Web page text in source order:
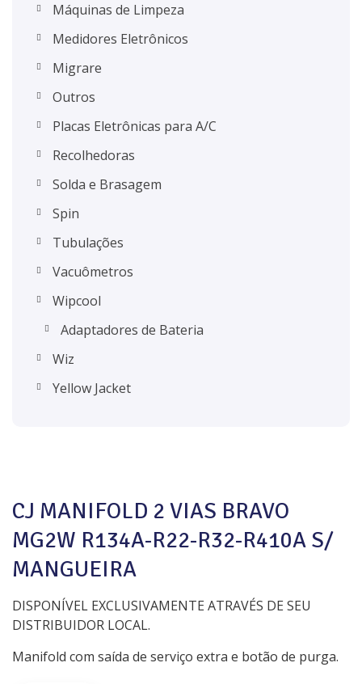
CJ MANIFOLD 2 VIAS BRAVO
MG2W R134A-R22-R32-R410A S/
MANGUEIRA
DISPONÍVEL EXCLUSIVAMENTE ATRAVÉS DE SEU
DISTRIBUIDOR LOCAL.
Manifold com saída de serviço extra e botão de purga.
Máquinas de Limpeza
Medidores Eletrônicos
Migrare
Outros
Placas Eletrônicas para A/C
Recolhedoras
Solda e Brasagem
Spin
Tubulações
Vacuômetros
Wipcool
Adaptadores de Bateria
Wiz
Yellow Jacket